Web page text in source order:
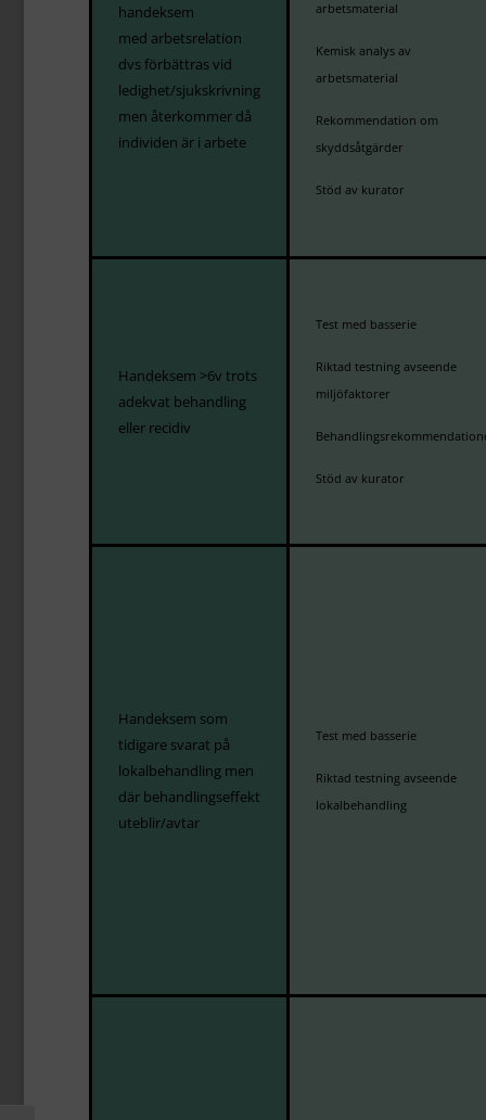
handeksem
med arbetsrelation
dvs förbättras vid
ledighet/sjukskrivning
men återkommer då
individen är i arbete
arbetsmaterial
Kemisk analys av
arbetsmaterial
Rekommendation om
skyddsåtgärder
Stöd av kurator
Handeksem >6v trots
adekvat behandling
eller recidiv
Test med basserie
Riktad testning avseende
miljöfaktorer
Stöd av kurator
Handeksem som
tidigare svarat på
lokalbehandling men
där behandlingseffekt
uteblir/avtar
Test med basserie
Riktad testning avseende
lokalbehandling